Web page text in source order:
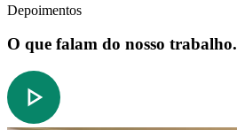
Depoimentos
O que falam do nosso trabalho.